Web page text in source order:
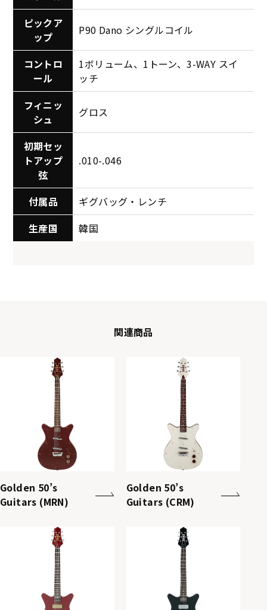
ピックア
ップ
P90 Dano シングルコイル
コントロ
ール
1ボリューム、1トーン、3-WAY スイ
ッチ
フィニッ
シュ
グロス
初期セッ
トアップ
弦
.010-.046
付属品
ギグバッグ・レンチ
生産国
韓国
関連商品
Golden 50’s
Guitars (MRN)
Golden 50’s
Guitars (CRM)